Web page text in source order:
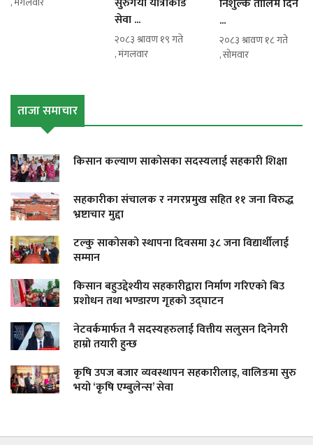
सेवा ...
२०८३ श्रावण १९ गते
, मंगलवार
...
२०८३ श्रावण १८ गते
, सोमवार
ताजा समाचार
किसान कल्याण साकोसका सदस्यलाई सहकारी शिक्षा
सहकारीका संचालक र नगरप्रमुख सहित ११ जना विरुद्ध
भ्रष्टाचार मुद्दा
टल्कु साकोसको स्थापना दिवसमा ३८ जना विद्यार्थीलाई
सम्मान
किसान बहुउद्देश्यीय सहकारीद्वारा निर्माण गरिएको बिउ
प्रशोधन तथा भण्डारण गृहको उद्घाटन
नेटवर्कमार्फत नै सदस्यहरुलाई वित्तीय सलुसन दिनेगरी
हाम्रो तयारी हुन्छ
कृषि उपज बजार व्यवस्थापन सहकारीलाइ, वालिङमा सुरु
भयो ‘कृषि एम्बुलेन्स’ सेवा